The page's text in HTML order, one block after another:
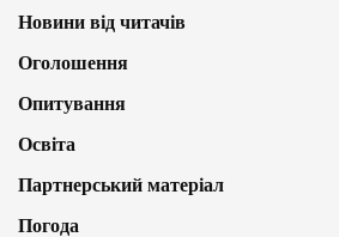
Новини від читачів
Оголошення
Опитування
Освіта
Партнерський матеріал
Погода